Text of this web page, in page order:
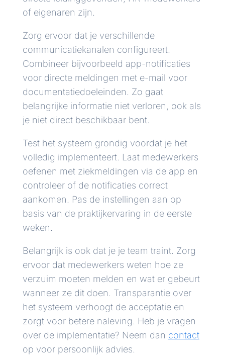
of eigenaren zijn.
Zorg ervoor dat je verschillende
communicatiekanalen configureert.
Combineer bijvoorbeeld app-notificaties
voor directe meldingen met e-mail voor
documentatiedoeleinden. Zo gaat
belangrijke informatie niet verloren, ook als
je niet direct beschikbaar bent.
Test het systeem grondig voordat je het
volledig implementeert. Laat medewerkers
oefenen met ziekmeldingen via de app en
controleer of de notificaties correct
aankomen. Pas de instellingen aan op
basis van de praktijkervaring in de eerste
weken.
Belangrijk is ook dat je je team traint. Zorg
ervoor dat medewerkers weten hoe ze
verzuim moeten melden en wat er gebeurt
wanneer ze dit doen. Transparantie over
het systeem verhoogt de acceptatie en
zorgt voor betere naleving. Heb je vragen
over de implementatie? Neem dan contact
op voor persoonlijk advies.